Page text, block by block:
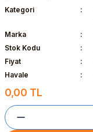
Kategori
Marka
Stok Kodu
Fiyat
Havale
0,00 TL